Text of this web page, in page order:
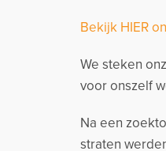
Bekijk HIER
We steken
voor onszelf
Na een
straten